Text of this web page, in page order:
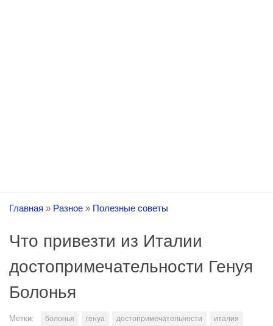
Главная » Разное » Полезные советы
Что привезти из Италии
достопримечательности Генуя
Болонья
Метки: болонья генуа достопримечательности
италия